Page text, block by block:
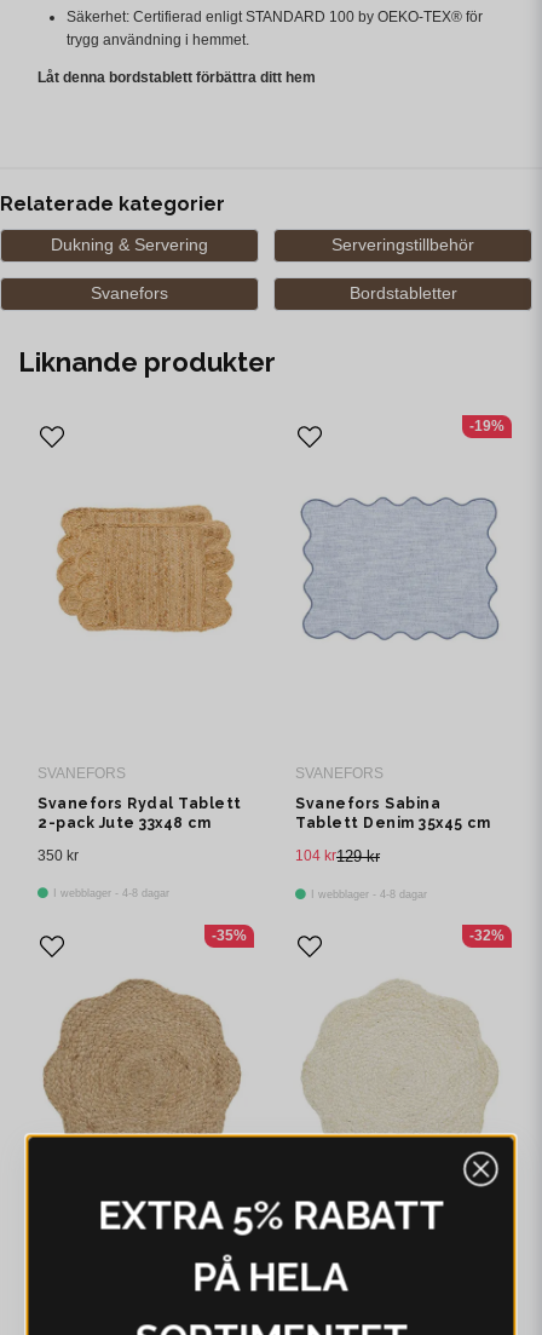
Säkerhet: Certifierad enligt STANDARD 100 by OEKO-TEX® för
trygg användning i hemmet.
Låt denna bordstablett förbättra ditt hem
Relaterade kategorier
Dukning & Servering Serveringstillbehör
Svanefors Bordstabletter
Liknande produkter
SVANEFORS
Svanefors Rydal Tablett
2-pack Jute 33x48 cm
350 kr
I webblager - 4-8 dagar
SVANEFORS
Svanefors Sabina
Tablett Denim 35x45 cm
129 kr
104 kr
I webblager - 4-8 dagar
-19%
-35%
SVANEFORS
-32%
EXTRA 5% RABATT
PÅ HELA